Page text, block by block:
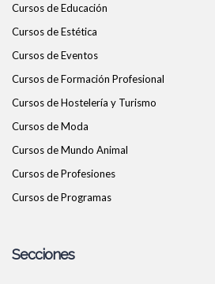
Cursos de Educación
Cursos de Estética
Cursos de Eventos
Cursos de Formación Profesional
Cursos de Hostelería y Turismo
Cursos de Moda
Cursos de Mundo Animal
Cursos de Profesiones
Cursos de Programas
Secciones